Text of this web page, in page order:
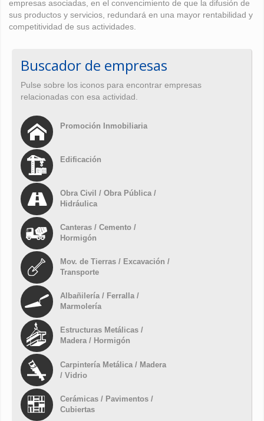
empresas asociadas, en el convencimiento de que la difusión de
sus productos y servicios, redundará en una mayor rentabilidad y
competitividad de sus actividades.
Buscador de empresas
Pulse sobre los iconos para encontrar empresas
relacionadas con esa actividad.
Promoción Inmobiliaria
Edificación
Obra Civil / Obra Pública /
Hidráulica
Canteras / Cemento /
Hormigón
Mov. de Tierras / Excavación /
Transporte
Albañilería / Ferralla /
Marmolería
Estructuras Metálicas /
Madera / Hormigón
Carpintería Metálica / Madera
/ Vidrio
Cerámicas / Pavimentos /
Cubiertas